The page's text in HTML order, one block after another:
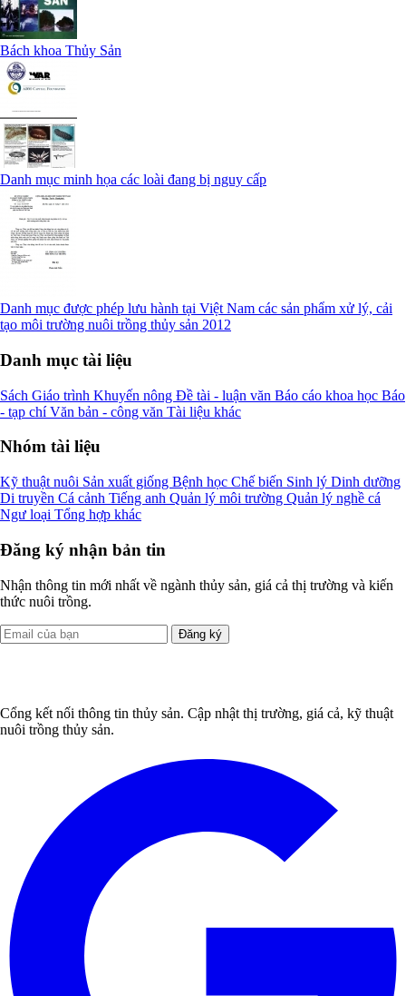
Bách khoa Thủy Sản
Danh mục minh họa các loài đang bị nguy cấp
Danh mục được phép lưu hành tại Việt Nam các sản phẩm xử lý, cải
tạo môi trường nuôi trồng thủy sản 2012
Danh mục tài liệu
Sách Giáo trình Khuyến nông Đề tài - luận văn Báo cáo khoa học Báo
- tạp chíVăn bản - công văn Tài liệu khác
Nhóm tài liệu
Kỹ thuật nuôi Sản xuất giống Bệnh học Chế biến Sinh lý Dinh dưỡng
Di truyền Cá cảnh Tiếng anh Quản lý môi trường Quản lý nghề cá
Ngư loại Tổng hợp khác
Đăng ký nhận bản tin
Nhận thông tin mới nhất về ngành thủy sản, giá cả thị trường và kiến
thức nuôi trồng.
Đăng ký
Cổng kết nối thông tin thủy sản. Cập nhật thị trường, giá cả, kỹ thuật
nuôi trồng thủy sản.